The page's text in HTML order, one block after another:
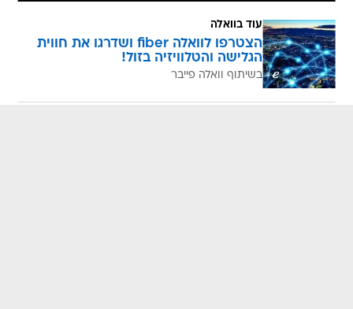
עוד בוואלה
הצטרפו לוואלה fiber ושדרגו את חווית
הגלישה והטלוויזיה בזול!
בשיתוף וואלה פייבר